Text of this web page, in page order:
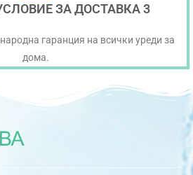
ЗА ДОСТАВКА 3
гаранция на всички уреди за
дома.